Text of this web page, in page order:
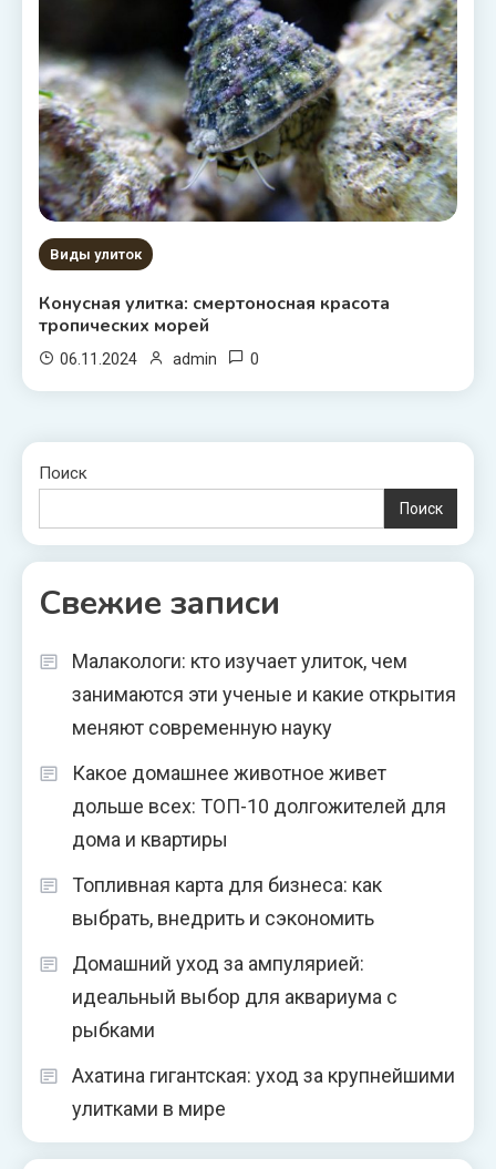
Виды улиток
Конусная улитка: смертоносная красота
тропических морей
06.11.2024 admin 0
Поиск
Поиск
Свежие записи
Малакологи: кто изучает улиток, чем
занимаются эти ученые и какие открытия
меняют современную науку
Какое домашнее животное живет
дольше всех: ТОП-10 долгожителей для
дома и квартиры
Топливная карта для бизнеса: как
выбрать, внедрить и сэкономить
Домашний уход за ампулярией:
идеальный выбор для аквариума с
рыбками
Ахатина гигантская: уход за крупнейшими
улитками в мире